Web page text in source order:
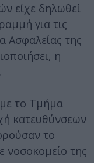
είχε δηλωθεί
για τις
Ασφαλείας της
η
το Τμήμα
κατευθύνσεων
το
νοσοκομείο της